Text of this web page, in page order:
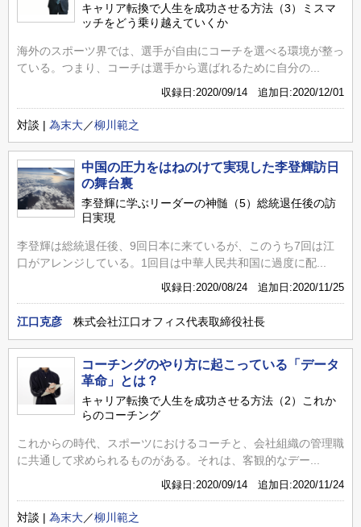
キャリア転換で人生を成功させる方法（3）ミスマ
ッチをどう乗り越えていくか
海外のスポーツ界では、選手が自由にコーチを選べる環境が整っ
ている。つまり、コーチは選手から選ばれるために自分の...
収録日:2020/09/14 追加日:2020/12/01
対談 | 為末大／柳川範之
中国の圧力をはねのけて実現した李登輝訪日
の舞台裏
李登輝に学ぶリーダーの神髄（5）総統退任後の訪
日実現
李登輝は総統退任後、9回日本に来ているが、このうち7回は江
口がアレンジしている。1回目は中華人民共和国に過度に配...
収録日:2020/08/24 追加日:2020/11/25
江口克彦 株式会社江口オフィス代表取締役社長
コーチングのやり方に起こっている「データ
革命」とは？
キャリア転換で人生を成功させる方法（2）これか
らのコーチング
これからの時代、スポーツにおけるコーチと、会社組織の管理職
に共通して求められるものがある。それは、客観的なデー...
収録日:2020/09/14 追加日:2020/11/24
対談 | 為末大／柳川範之